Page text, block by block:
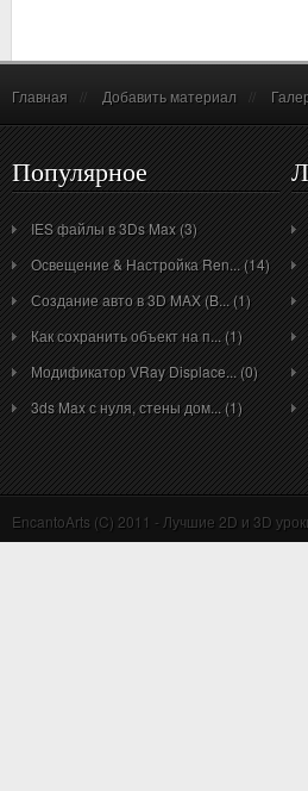
Главная Добавить материал
Популярное
IES файлы в 3Ds Max (3)
Освещение & Настройка Ren... (14)
Создание авто в 3D MAX (B... (1)
Как сохранить объект на п... (1)
Модификатор VRay Displace... (0)
3ds Max с нуля, стены дом... (1)
EncantoArts (C) 2011 - Лучшие 2D и 3D